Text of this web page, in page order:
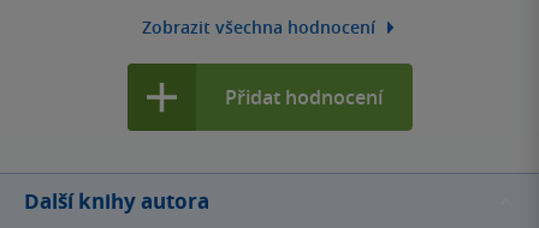
Zobrazit všechna hodnocení
Přidat hodnocení
Další knihy autora